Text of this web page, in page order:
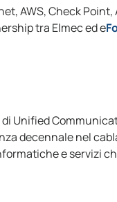
AWS, Check
tra Elmec ed e
Unified
decennale nel
e servizi